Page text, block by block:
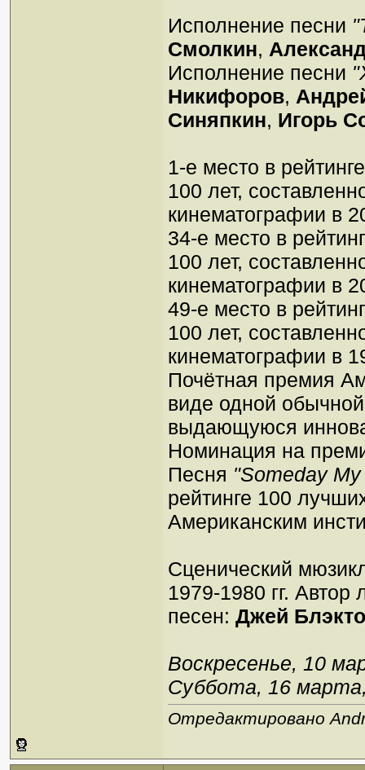
Исполнение песни
Смолкин,
Исполнение песни
Никифоров,
Синяпкин, Игорь
1-е место в
100 лет,
кинематографии в
34-е место в
100 лет,
кинематографии в
49-е место в
100 лет,
кинематографии в
Почётная премия
виде одной
выдающуюся
Номинация на
Песня "Someday
рейтинге 100
Американским
Сценический
1979-1980 гг. Автор
песен: Джей
Воскресенье, 10
Суббота, 16
Отредактировано